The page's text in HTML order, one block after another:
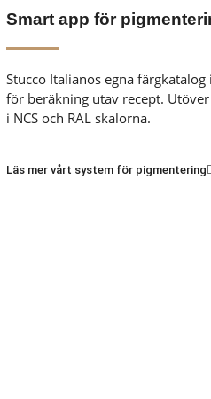
Smart app för
Stucco Italianos egna
för beräkning utav recept.
i NCS och RAL skalorna.
Läs mer vårt system för pigmentering